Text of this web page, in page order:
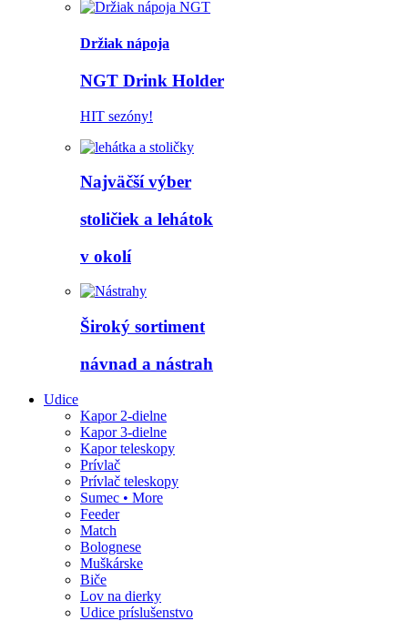
Držiak nápoja
NGT Drink Holder
HIT sezóny!
Najväčší výber
stoličiek a lehátok
v okolí
Široký sortiment
návnad a nástrah
Udice
Kapor 2-dielne
Kapor 3-dielne
Kapor teleskopy
Prívlač
Prívlač teleskopy
Sumec • More
Feeder
Match
Bolognese
Muškárske
Biče
Lov na dierky
Udice príslušenstvo